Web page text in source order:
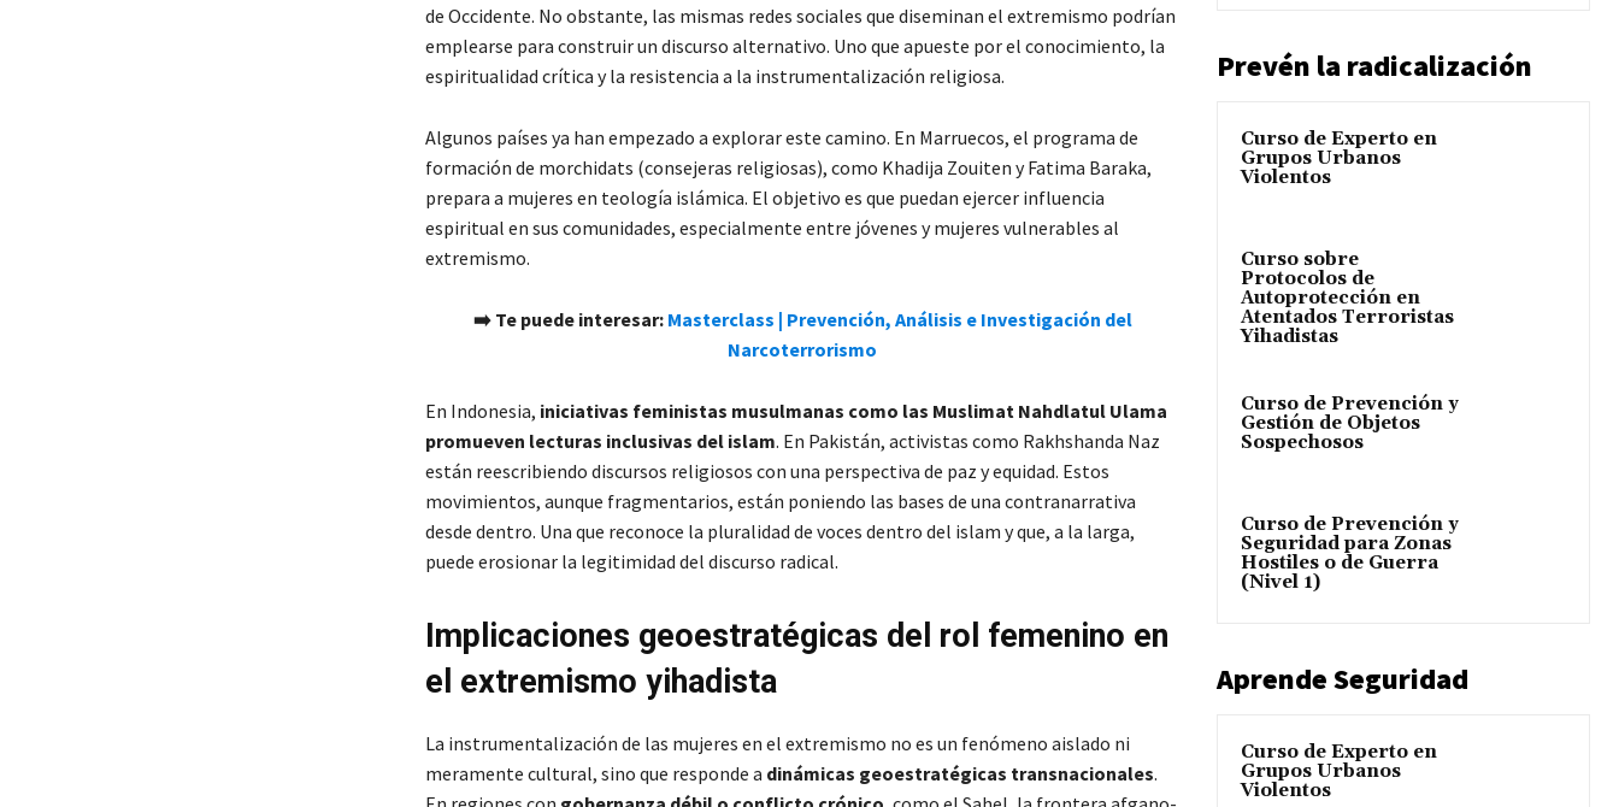
de Occidente. No obstante, las mismas redes sociales que diseminan el extremismo podrían
emplearse para construir un discurso alternativo. Uno que apueste por el conocimiento, la
espiritualidad crítica y la resistencia a la instrumentalización religiosa.
Algunos países ya han empezado a explorar este camino. En Marruecos, el programa de
formación de morchidats (consejeras religiosas), como Khadija Zouiten y Fatima Baraka,
prepara a mujeres en teología islámica. El objetivo es que puedan ejercer influencia
espiritual en sus comunidades, especialmente entre jóvenes y mujeres vulnerables al
extremismo.
➡️ Te puede interesar: Masterclass | Prevención, Análisis e Investigación del
Narcoterrorismo
En Indonesia, iniciativas feministas musulmanas como las Muslimat Nahdlatul Ulama
promueven lecturas inclusivas del islam. En Pakistán, activistas como Rakhshanda Naz
están reescribiendo discursos religiosos con una perspectiva de paz y equidad. Estos
movimientos, aunque fragmentarios, están poniendo las bases de una contranarrativa
desde dentro. Una que reconoce la pluralidad de voces dentro del islam y que, a la larga,
puede erosionar la legitimidad del discurso radical.
Implicaciones geoestratégicas del rol femenino en
el extremismo yihadista
La instrumentalización de las mujeres en el extremismo no es un fenómeno aislado ni
meramente cultural, sino que responde a dinámicas geoestratégicas transnacionales.
Prevén la radicalización
Curso de Experto en
Grupos Urbanos
Violentos
Curso sobre
Protocolos de
Autoprotección en
Atentados Terroristas
Yihadistas
Curso de Prevención y
Gestión de Objetos
Sospechosos
Curso de Prevención y
Seguridad para Zonas
Hostiles o de Guerra
(Nivel 1)
Aprende Seguridad
Curso de Experto en
Grupos Urbanos
Violentos